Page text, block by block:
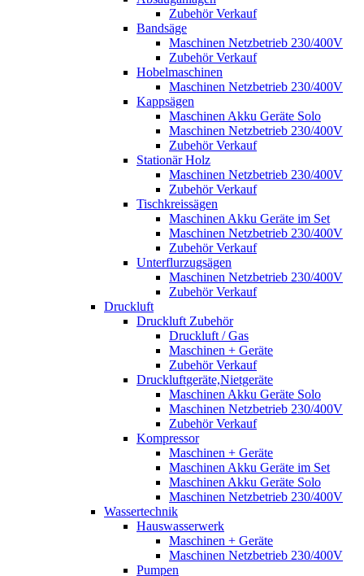
Zubehör Verkauf
Bandsäge
Maschinen Netzbetrieb 230/400V
Zubehör Verkauf
Hobelmaschinen
Maschinen Netzbetrieb 230/400V
Kappsägen
Maschinen Akku Geräte Solo
Maschinen Netzbetrieb 230/400V
Zubehör Verkauf
Stationär Holz
Maschinen Netzbetrieb 230/400V
Zubehör Verkauf
Tischkreissägen
Maschinen Akku Geräte im Set
Maschinen Netzbetrieb 230/400V
Zubehör Verkauf
Unterflurzugsägen
Maschinen Netzbetrieb 230/400V
Zubehör Verkauf
Druckluft
Druckluft Zubehör
Druckluft / Gas
Maschinen + Geräte
Zubehör Verkauf
Druckluftgeräte,Nietgeräte
Maschinen Akku Geräte Solo
Maschinen Netzbetrieb 230/400V
Zubehör Verkauf
Kompressor
Maschinen + Geräte
Maschinen Akku Geräte im Set
Maschinen Akku Geräte Solo
Maschinen Netzbetrieb 230/400V
Wassertechnik
Hauswasserwerk
Maschinen + Geräte
Maschinen Netzbetrieb 230/400V
Pumpen